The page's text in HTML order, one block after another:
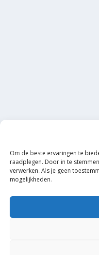
Om de beste ervaringen te
raadplegen. Door in te
verwerken. Als je geen
mogelijkheden.